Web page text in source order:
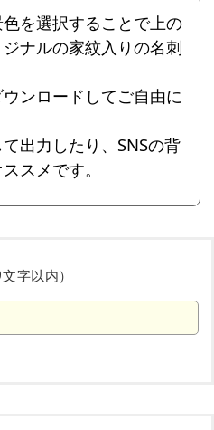
を選択することで上の
ナルの家紋入りの名刺
ンロードしてご自由に
出力したり、SNSの背
スメです。
字以内）